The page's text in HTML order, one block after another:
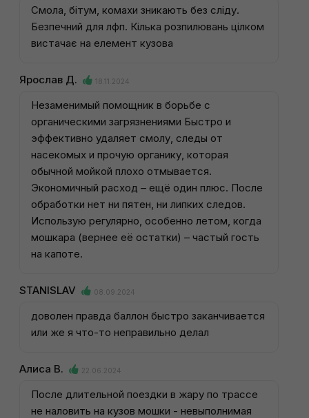
Смола, бітум, комахи зникають без сліду.
Безпечний для лфп. Кілька розпилювань цілком
вистачає на елемент кузова
Ярослав Д. 18.11.2024
Незаменимый помощник в борьбе с
органическими загрязнениями Быстро и
эффективно удаляет смолу, следы от
насекомых и прочую органику, которая
обычной мойкой плохо отмывается.
Экономичный расход – ещё один плюс. После
обработки нет ни пятен, ни липких следов.
Использую регулярно, особенно летом, когда
мошкара (вернее её остатки) – частый гость
на капоте.
STANISLAV 08.09.2024
доволен правда баллон быстро заканчивается
или же я что-то неправильно делал
Алиса В. 22.06.2024
После длительной поездки в жару по трассе
не наловить на кузов мошки - невыполнимая